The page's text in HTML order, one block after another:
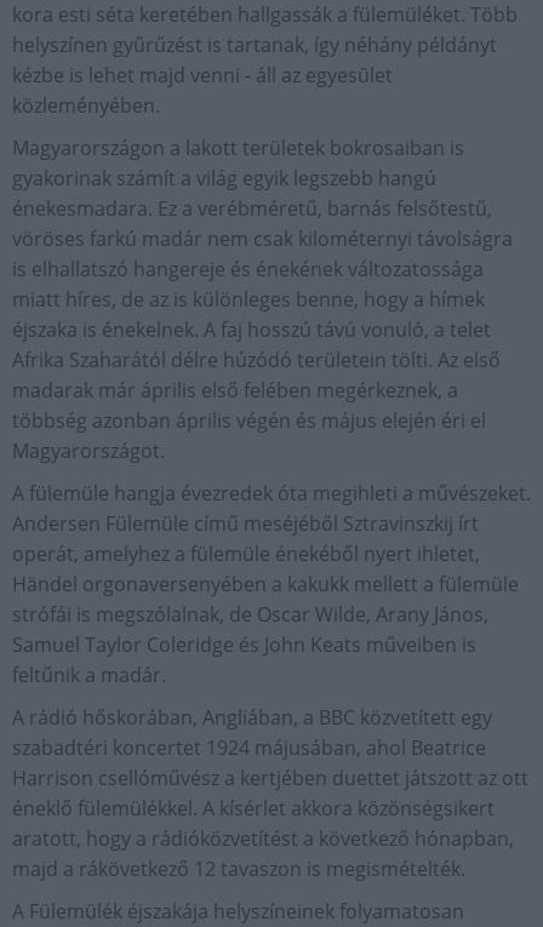
kora esti séta keretében hallgassák a fülemüléket. Több
helyszínen gyűrűzést is tartanak, így néhány példányt
kézbe is lehet majd venni - áll az egyesület
közleményében.
Magyarországon a lakott területek bokrosaiban is
gyakorinak számít a világ egyik legszebb hangú
énekesmadara. Ez a verébméretű, barnás felsőtestű,
vöröses farkú madár nem csak kilométernyi távolságra
is elhallatszó hangereje és énekének változatossága
miatt híres, de az is különleges benne, hogy a hímek
éjszaka is énekelnek. A faj hosszú távú vonuló, a telet
Afrika Szaharától délre húzódó területein tölti. Az első
madarak már április első felében megérkeznek, a
többség azonban április végén és május elején éri el
Magyarországot.
A fülemüle hangja évezredek óta megihleti a művészeket.
Andersen Fülemüle című meséjéből Sztravinszkij írt
operát, amelyhez a fülemüle énekéből nyert ihletet,
Händel orgonaversenyében a kakukk mellett a fülemüle
strófái is megszólalnak, de Oscar Wilde, Arany János,
Samuel Taylor Coleridge és John Keats műveiben is
feltűnik a madár.
A rádió hőskorában, Angliában, a BBC közvetített egy
szabadtéri koncertet 1924 májusában, ahol Beatrice
Harrison csellóművész a kertjében duettet játszott az ott
éneklő fülemülékkel. A kísérlet akkora közönségsikert
aratott, hogy a rádióközvetítést a következő hónapban,
majd a rákövetkező 12 tavaszon is megismételték.
A Fülemülék éjszakája helyszíneinek folyamatosan